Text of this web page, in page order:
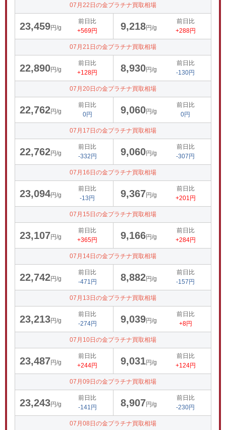
07月22日の金プラチナ買取相場
23,459円/g
前日比
+569円
9,218円/g
前日比
+288円
07月21日の金プラチナ買取相場
22,890円/g
前日比
+128円
8,930円/g
前日比
-130円
07月20日の金プラチナ買取相場
22,762円/g
前日比
0円
9,060円/g
前日比
0円
07月17日の金プラチナ買取相場
22,762円/g
前日比
-332円
9,060円/g
前日比
-307円
07月16日の金プラチナ買取相場
23,094円/g
前日比
-13円
9,367円/g
前日比
+201円
07月15日の金プラチナ買取相場
23,107円/g
前日比
+365円
9,166円/g
前日比
+284円
07月14日の金プラチナ買取相場
22,742円/g
前日比
-471円
8,882円/g
前日比
-157円
07月13日の金プラチナ買取相場
23,213円/g
前日比
-274円
9,039円/g
前日比
+8円
07月10日の金プラチナ買取相場
23,487円/g
前日比
+244円
9,031円/g
前日比
+124円
07月09日の金プラチナ買取相場
23,243円/g
前日比
-141円
8,907円/g
前日比
-230円
07月08日の金プラチナ買取相場